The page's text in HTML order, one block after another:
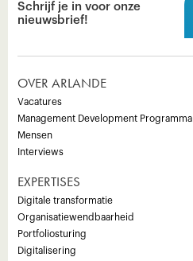
Schrijf je in voor onze
nieuwsbrief!
OVER ARLANDE
Vacatures
Management Development Programma
Mensen
Interviews
EXPERTISES
Digitale transformatie
Organisatiewendbaarheid
Portfoliosturing
Digitalisering